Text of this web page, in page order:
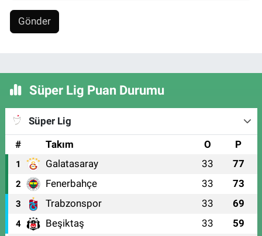
Gönder
Süper Lig Puan Durumu
Süper Lig
#
Takım O P
1 Galatasaray 33 77
2 Fenerbahçe 33 73
3 Trabzonspor 33 69
4 Beşiktaş 33 59